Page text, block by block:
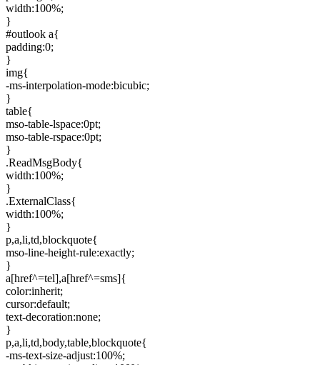
width:100%;
}
#outlook a{
padding:0;
}
img{
-ms-interpolation-mode:bicubic;
}
table{
mso-table-lspace:0pt;
mso-table-rspace:0pt;
}
.ReadMsgBody{
width:100%;
}
.ExternalClass{
width:100%;
}
p,a,li,td,blockquote{
mso-line-height-rule:exactly;
}
a[href^=tel],a[href^=sms]{
color:inherit;
cursor:default;
text-decoration:none;
}
p,a,li,td,body,table,blockquote{
-ms-text-size-adjust:100%;